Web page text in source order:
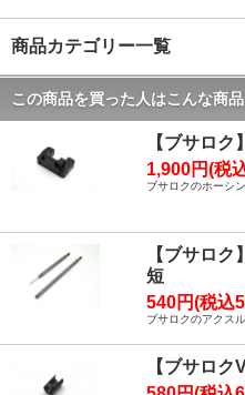
商品カテゴリー一覧
この商品を買った人はこんな商
【ブサロ
1,900円(税
ブサロクのホーシ
【ブサロク
短
540円(税込
ブサロクのアクス
【ブサロ